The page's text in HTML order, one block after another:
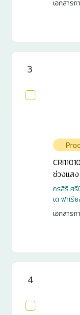
เอกสาร
ข้าวภา
3
ช่วงแส
กรสิริ ศรี
เด ฟาเรีย
เอกสาร
ข้าวภา
4